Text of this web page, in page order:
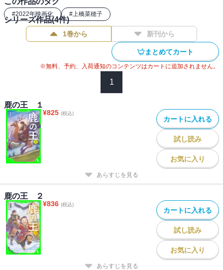
#2022年映画化 #上橋菜穂子
シリーズ作品(4件)
1巻から 新刊から
まとめてカート
※無料、予約、入荷通知のコンテンツはカートに追加されません。
1
鹿の王 １
¥825 (税込)
カートに入れる
試し読み
お気に入り
あらすじを見る
鹿の王 ２
¥836 (税込)
カートに入れる
試し読み
お気に入り
あらすじを見る